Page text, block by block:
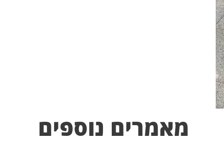
מאמרים נוספים